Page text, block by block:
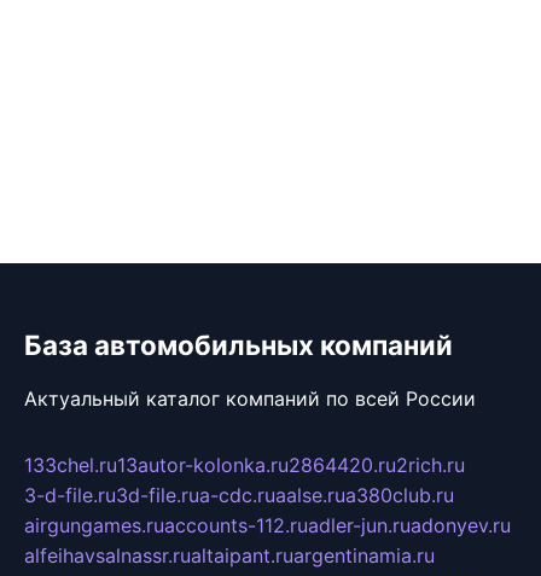
База автомобильных компаний
Актуальный каталог компаний по всей России
133chel.ru13autor-kolonka.ru2864420.ru2rich.ru
3-d-file.ru3d-file.rua-cdc.ruaalse.rua380club.ru
airgungames.ruaccounts-112.ruadler-jun.ruadonyev.ru
alfeihavsalnassr.rualtaipant.ruargentinamia.ru